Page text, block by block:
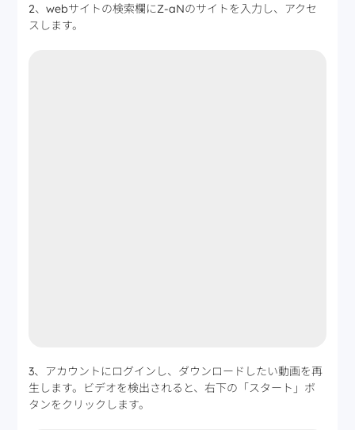
2、webサイトの検索欄にZ-aNのサイトを入力し、アクセ
スします。
3、アカウントにログインし、ダウンロードしたい動画を再
生します。ビデオを検出されると、右下の「スタート」ボ
タンをクリックします。